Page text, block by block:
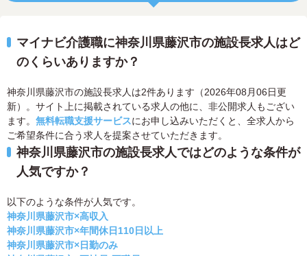
マイナビ介護職に神奈川県藤沢市の施設長求人はど
のくらいありますか？
神奈川県藤沢市の施設長求人は2件あります（2026年08月06日更
新）。サイト上に掲載されている求人の他に、非公開求人もござい
ます。 無料転職支援サービスにお申し込みいただくと、全求人から
ご希望条件に合う求人を提案させていただきます。
神奈川県藤沢市の施設長求人ではどのような条件が
人気ですか？
以下のような条件が人気です。
神奈川県藤沢市×高収入
神奈川県藤沢市×年間休日110日以上
神奈川県藤沢市×日勤のみ